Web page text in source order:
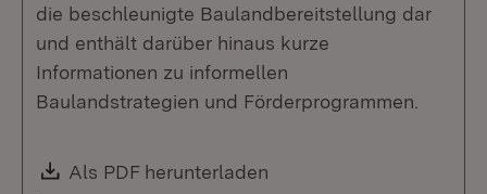
die beschleunigte Baulandbereitstellung dar
und enthält darüber hinaus kurze
Informationen zu informellen
Baulandstrategien und Förderprogrammen.
Download:
Als PDF herunterladen